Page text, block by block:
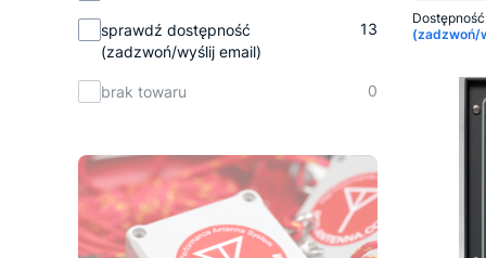
sprawdź dostępność
(zadzwoń/wyślij email)
13
brak towaru 0
(zadzwoń/